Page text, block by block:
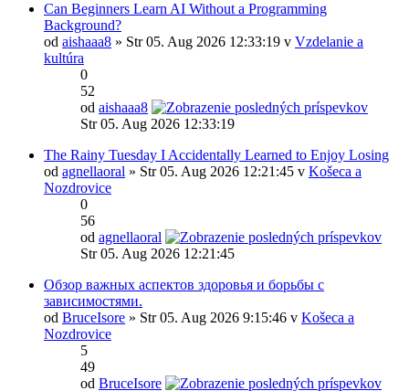
Can Beginners Learn AI Without a Programming
Background?
od aishaaa8 » Str 05. Aug 2026 12:33:19 v Vzdelanie a
kultúra
0
52
od aishaaa8
Str 05. Aug 2026 12:33:19
The Rainy Tuesday I Accidentally Learned to Enjoy Losing
od agnellaoral » Str 05. Aug 2026 12:21:45 v Košeca a
Nozdrovice
0
56
od agnellaoral
Str 05. Aug 2026 12:21:45
Обзор важных аспектов здоровья и борьбы с
зависимостями.
od BruceIsore » Str 05. Aug 2026 9:15:46 v Košeca a
Nozdrovice
5
49
od BruceIsore